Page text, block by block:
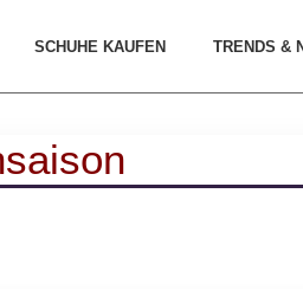
SCHUHE KAUFEN TRENDS &